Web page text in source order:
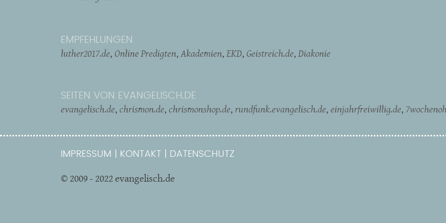
EMPFEHLUNGEN
luther2017.de Online Predigten Akademien EKD Geistreich.de Diakonie
SEITEN VON EVANGELISCH.DE
evangelisch.de chrismon.de chrismonshop.de rundfunk.evangelisch.de einjahrfreiwillig.de
IMPRESSUM KONTAKT DATENSCHUTZ
© 2009 - 2022 evangelisch.de